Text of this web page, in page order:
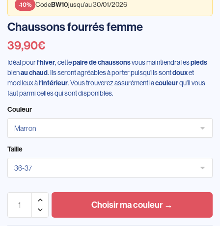
-10% CodeBW10jusqu'au 30/01/2026
Chaussons fourrés femme
39,90€
Idéal pour l‘hiver, cettepaire de chaussonsvous maintiendra lespieds
bienau chaud. Ils seront agréables à porter puisqu’ils sontdouxet
moelleux à l‘intérieur. Vous trouverez assurément lacouleurqu’il vous
faut parmi celles qui sont disponibles.
Couleur
Taille
Choisir ma couleur →